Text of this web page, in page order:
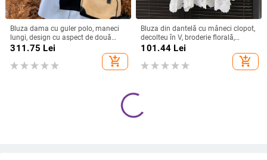
Bluza dama cu guler polo, maneci
lungi, design cu aspect de două
piese (faux) și efect slimming, tricot
din bumbac Mamba, 50–70%
bumbac / 30–50% poliester
311.75 Lei
add_shopping_cart
Bluza din dantelă cu mâneci clopot,
decolteu în V, broderie florală,
croială scurtă, croială lejeră
101.44 Lei
add_shopping_cart